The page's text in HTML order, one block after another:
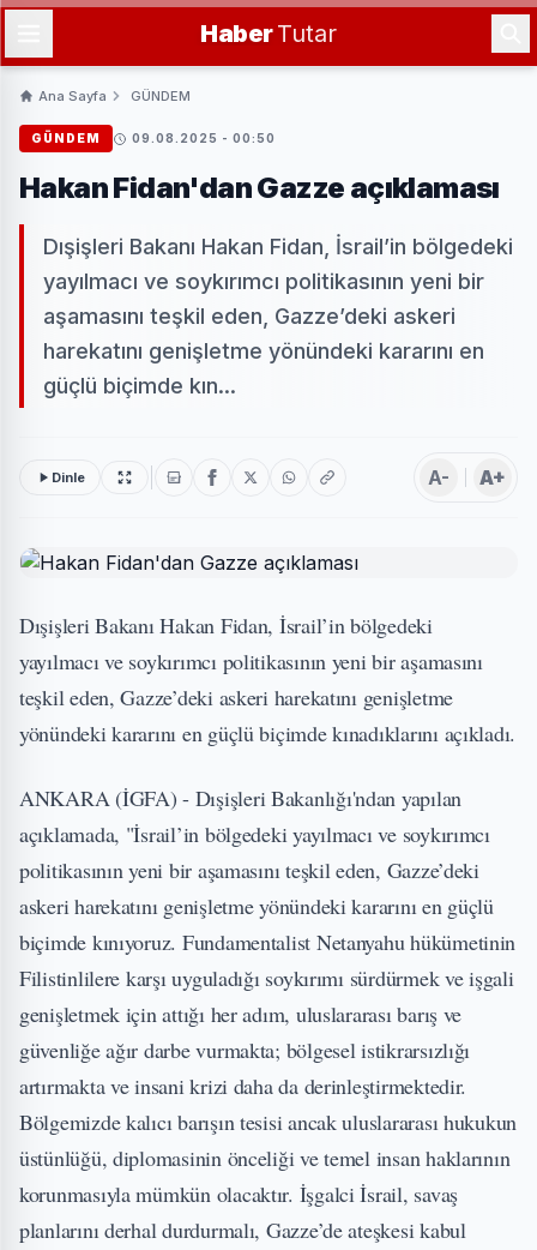
HaberTutar
Ana Sayfa GÜNDEM
GÜNDEM 09.08.2025 - 00:50
Hakan Fidan'dan Gazze açıklaması
Dışişleri Bakanı Hakan Fidan, İsrail’in bölgedeki
yayılmacı ve soykırımcı politikasının yeni bir
aşamasını teşkil eden, Gazze’deki askeri
harekatını genişletme yönündeki kararını en
güçlü biçimde kın...
Dinle A- A+
Dışişleri Bakanı Hakan Fidan, İsrail’in bölgedeki
yayılmacı ve soykırımcı politikasının yeni bir aşamasını
teşkil eden, Gazze’deki askeri harekatını genişletme
yönündeki kararını en güçlü biçimde kınadıklarını açıkladı.
ANKARA (İGFA) - Dışişleri Bakanlığı'ndan yapılan
açıklamada, "İsrail’in bölgedeki yayılmacı ve soykırımcı
politikasının yeni bir aşamasını teşkil eden, Gazze’deki
askeri harekatını genişletme yönündeki kararını en güçlü
biçimde kınıyoruz. Fundamentalist Netanyahu hükümetinin
Filistinlilere karşı uyguladığı soykırımı sürdürmek ve işgali
genişletmek için attığı her adım, uluslararası barış ve
güvenliğe ağır darbe vurmakta; bölgesel istikrarsızlığı
artırmakta ve insani krizi daha da derinleştirmektedir.
Bölgemizde kalıcı barışın tesisi ancak uluslararası hukukun
üstünlüğü, diplomasinin önceliği ve temel insan haklarının
korunmasıyla mümkün olacaktır. İşgalci İsrail, savaş
planlarını derhal durdurmalı, Gazze’de ateşkesi kabul